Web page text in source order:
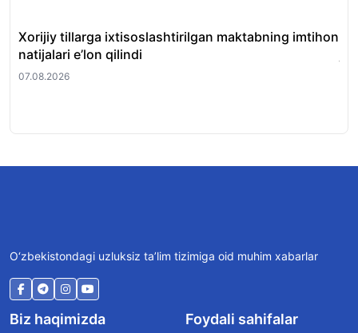
Xorijiy tillarga ixtisoslashtirilgan maktabning imtihon
natijalari e’lon qilindi
07.08.2026
O‘zbekistondagi uzluksiz ta’lim tizimiga oid muhim xabarlar
Biz haqimizda Foydali sahifalar